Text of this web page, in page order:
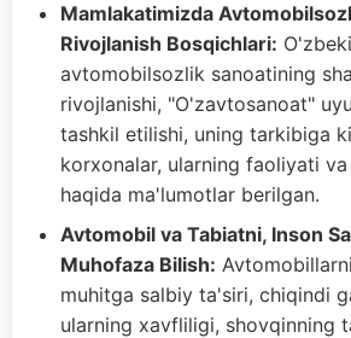
Mamlakatimizda
Rivojlanish Bosqichlari:
avtomobilsozlik sanoatining
rivojlanishi, "O'zavtosanoat"
tashkil etilishi, uning tarkibiga
korxonalar, ularning faoliyati
haqida ma'lumotlar berilgan.
Avtomobil va Tabiatni, Inson
Muhofaza Bilish:
muhitga salbiy ta'siri, chiqindi
ularning xavfliligi, shovqinning